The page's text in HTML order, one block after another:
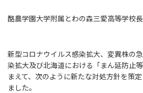
酪農学園大学附属とわの森三愛高等学
新型コロナウイルス感染拡大、変異株の
染拡大及び北海道における「まん延防止
まえて、次のように新たな対処方針を策
ました。